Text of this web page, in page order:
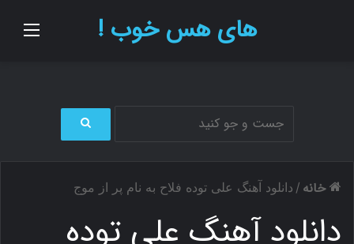
های هس خوب !
ج
ج
ب
ر
خانه / دانلود آهنگ علی توده فلاح به نام پر از موج
دانلود آهنگ علی توده